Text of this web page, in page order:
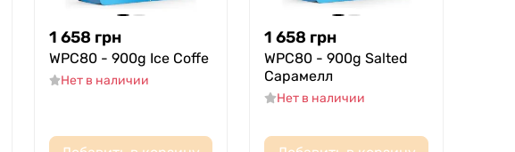
1 658 грн
WPC80 - 900g Ice Coffe
Нет в наличии
1 658 грн
WPC80 - 900g Salted
Сарамелл
Нет в наличии